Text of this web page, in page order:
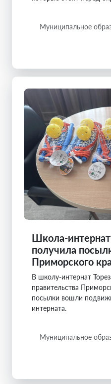
Муниципальное
Школа-интернат
получила
Приморского
В школу-интернат
правительства
посылки вошли
интерната.
Муниципальное